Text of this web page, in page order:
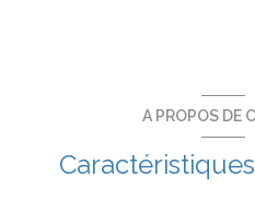
A PROPOS DE